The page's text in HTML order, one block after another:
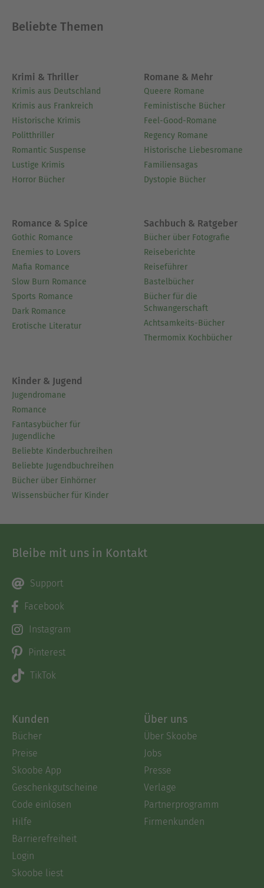
Beliebte Themen
Krimi & Thriller
Krimis aus Deutschland
Krimis aus Frankreich
Historische Krimis
Politthriller
Romantic Suspense
Lustige Krimis
Horror Bücher
Romane & Mehr
Queere Romane
Feministische Bücher
Feel-Good-Romane
Regency Romane
Historische Liebesromane
Familiensagas
Dystopie Bücher
Romance & Spice
Gothic Romance
Enemies to Lovers
Mafia Romance
Slow Burn Romance
Sports Romance
Dark Romance
Erotische Literatur
Sachbuch & Ratgeber
Bücher über Fotografie
Reiseberichte
Reiseführer
Bastelbücher
Bücher für die
Schwangerschaft
Achtsamkeits-Bücher
Thermomix Kochbücher
Kinder & Jugend
Jugendromane
Romance
Fantasybücher für
Jugendliche
Beliebte Kinderbuchreihen
Beliebte Jugendbuchreihen
Bücher über Einhörner
Wissensbücher für Kinder
Bleibe mit uns in Kontakt
Support
Facebook
Instagram
Pinterest
TikTok
Kunden
Bücher
Preise
Skoobe App
Geschenkgutscheine
Code einlösen
Hilfe
Barrierefreiheit
Login
Skoobe liest
Über uns
Über Skoobe
Jobs
Presse
Verlage
Partnerprogramm
Firmenkunden